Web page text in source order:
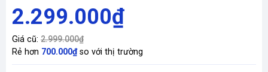
2.299.000₫
Giá cũ: 2.999.000₫
Rẻ hơn 700.000₫so với thị trường